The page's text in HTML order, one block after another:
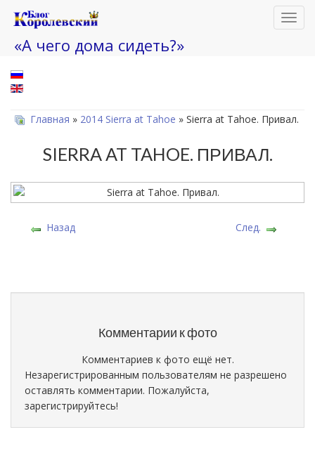
«А чего дома сидеть?»
Главная » 2014 Sierra at Tahoe » Sierra at Tahoe. Привал.
SIERRA AT TAHOE. ПРИВАЛ.
Назад След.
Комментарии к фото
Комментариев к фото ещё нет.
Незарегистрированным пользователям не разрешено
оставлять комментарии. Пожалуйста,
зарегистрируйтесь!